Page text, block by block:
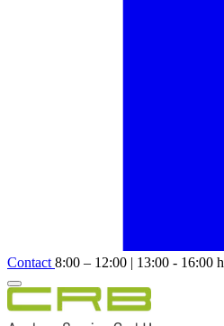
Contact 8:00 – 12:00 | 13:00 - 16:00 h